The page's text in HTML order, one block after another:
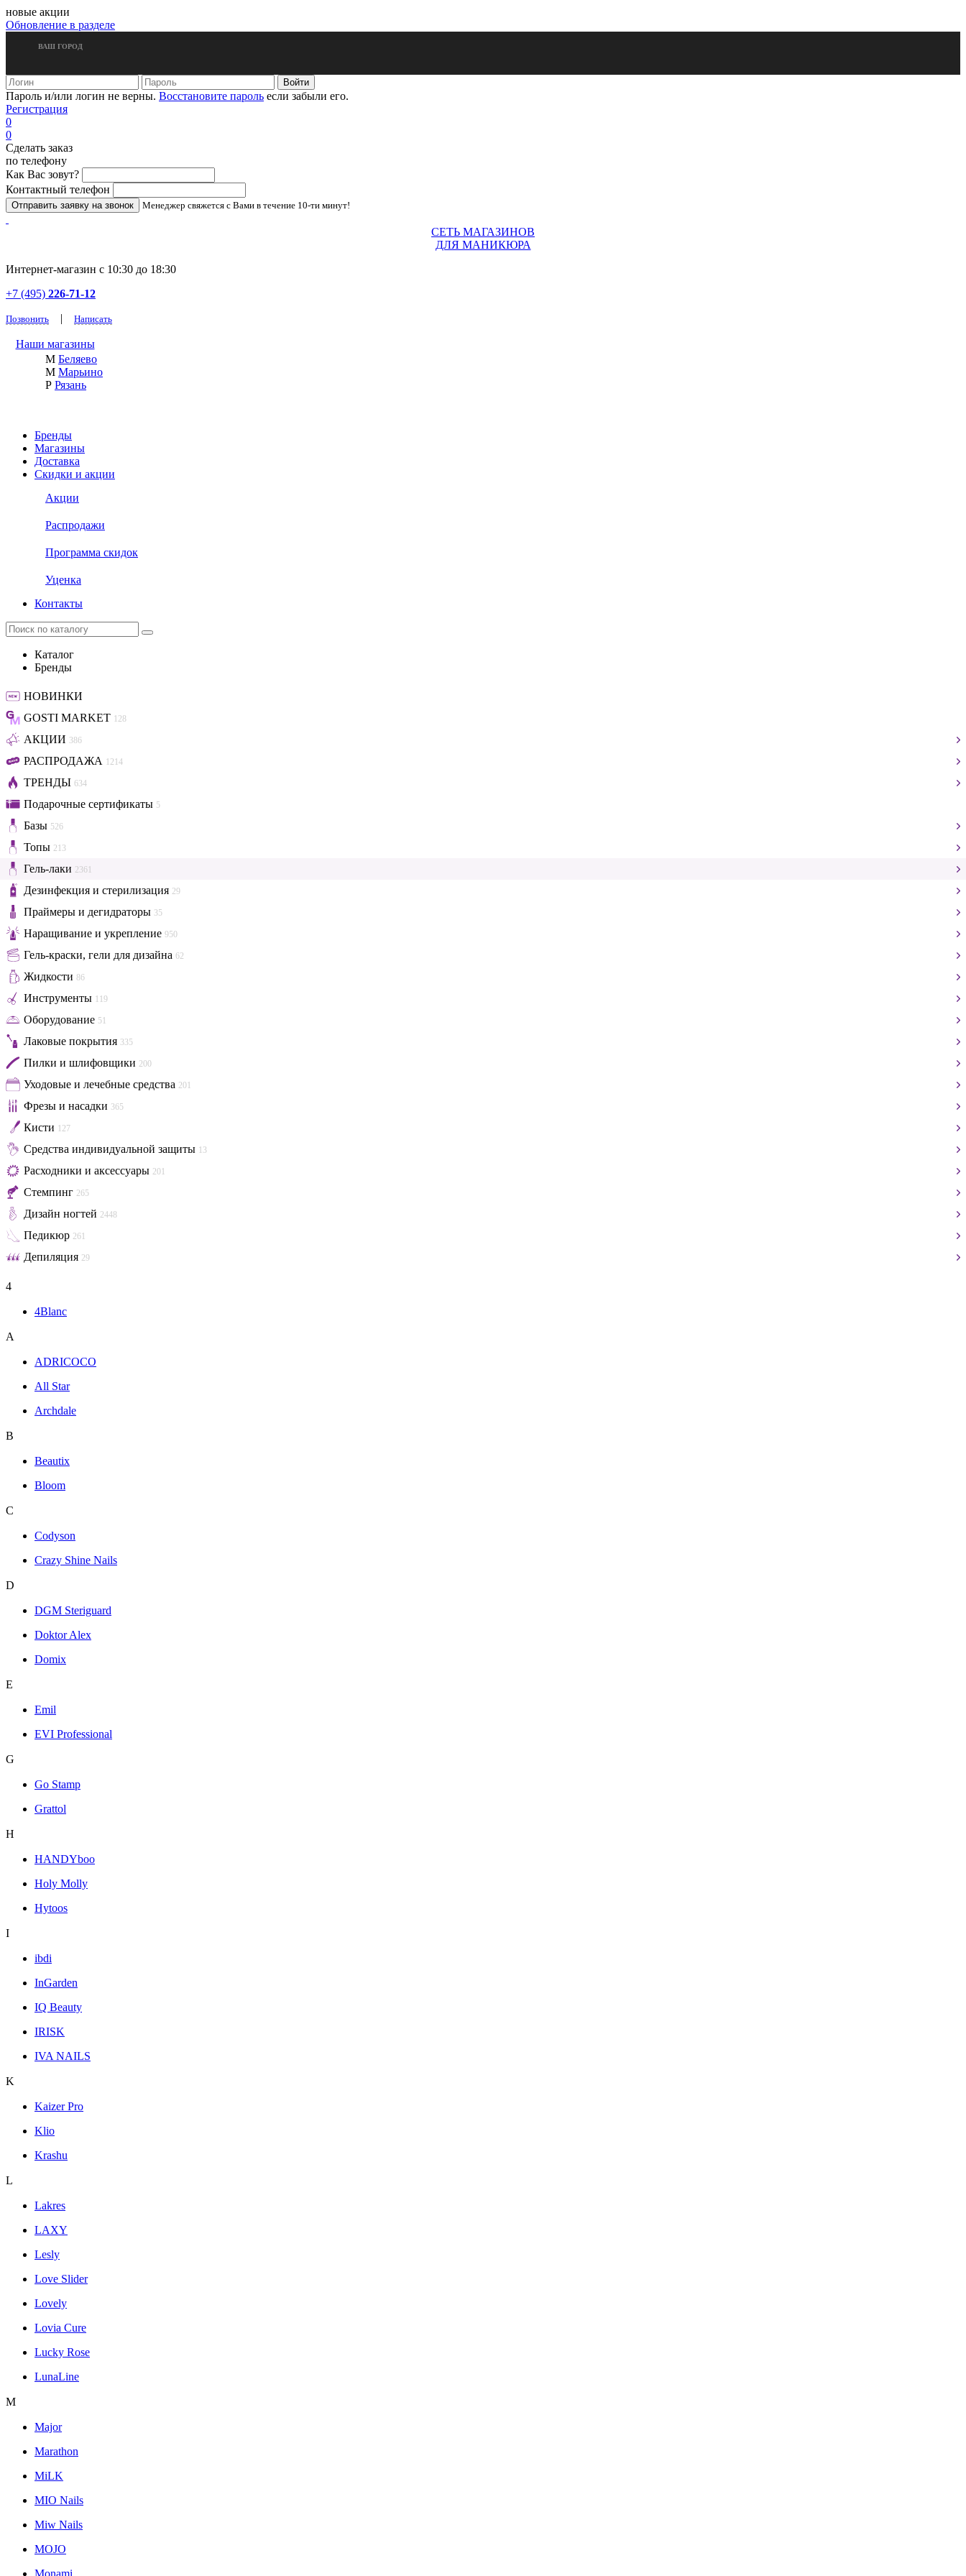
новые акции
Обновление в разделе
ВАШ ГОРОД
Пароль и/или логин не верны. Восстановите пароль если забыли его.
Регистрация
0
0
Сделать заказ
по телефону
Как Вас зовут?
Контактный телефон
Менеджер свяжется с Вами в течение 10-ти минут!
СЕТЬ МАГАЗИНОВ
ДЛЯ МАНИКЮРА
Интернет-магазин с 10:30 до 18:30
+7 (495) 226-71-12
Позвонить | Написать
Наши магазины
М Беляево
М Марьино
Р Рязань
Бренды
Магазины
Доставка
Скидки и акции
Акции
Распродажи
Программа скидок
Уценка
Контакты
Каталог
Бренды
НОВИНКИ
GOSTI MARKET 128
АКЦИИ 386
РАСПРОДАЖА 1214
ТРЕНДЫ 634
Подарочные сертификаты 5
Базы 526
Топы 213
Гель-лаки 2361
Дезинфекция и стерилизация 29
Праймеры и дегидраторы 35
Наращивание и укрепление 950
Гель-краски, гели для дизайна 62
Жидкости 86
Инструменты 119
Оборудование 51
Лаковые покрытия 335
Пилки и шлифовщики 200
Уходовые и лечебные средства 201
Фрезы и насадки 365
Кисти 127
Средства индивидуальной защиты 13
Расходники и аксессуары 201
Стемпинг 265
Дизайн ногтей 2448
Педикюр 261
Депиляция 29
4
4Blanc
A
ADRICOCO
All Star
Archdale
B
Beautix
Bloom
C
Codyson
Crazy Shine Nails
D
DGM Steriguard
Doktor Alex
Domix
E
Emil
EVI Professional
G
Go Stamp
Grattol
H
HANDYboo
Holy Molly
Hytoos
I
ibdi
InGarden
IQ Beauty
IRISK
IVA NAILS
K
Kaizer Pro
Klio
Krashu
L
Lakres
LAXY
Lesly
Love Slider
Lovely
Lovia Cure
Lucky Rose
LunaLine
M
Major
Marathon
MiLK
MIO Nails
Miw Nails
MOJO
Monami